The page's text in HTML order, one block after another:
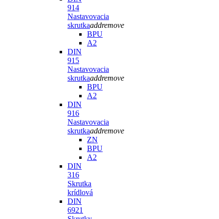
914
Nastavovacia
skrutkaaddremove
BPU
A2
DIN
915
Nastavovacia
skrutkaaddremove
BPU
A2
DIN
916
Nastavovacia
skrutkaaddremove
ZN
BPU
A2
DIN
316
Skrutka
krídlová
DIN
6921